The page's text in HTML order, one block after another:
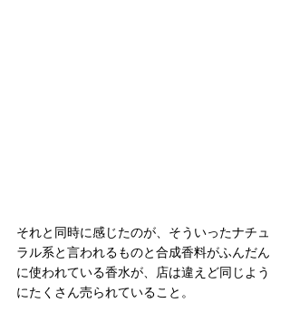
それと同時に感じたのが、そういったナチュ
ラル系と言われるものと合成香料がふんだん
に使われている香水が、店は違えど同じよう
にたくさん売られていること。